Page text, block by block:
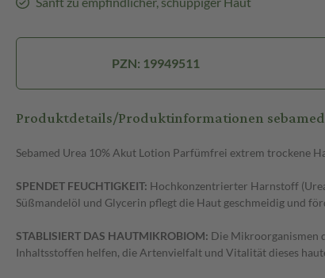
PZN: 19949511
Produktdetails/Produktinformationen sebamed
Sebamed Urea 10% Akut Lotion Parfümfrei extrem trockene
SPENDET FEUCHTIGKEIT: Hochkonzentrierter Harnstoff
Süßmandelöl und Glycerin pflegt die Haut geschmeidig und
STABLISIERT DAS HAUTMIKROBIOM: Die Mikroorganismen
Inhaltsstoffen helfen, die Artenvielfalt und Vitalität dieses